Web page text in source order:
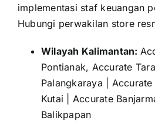
implementasi staf keuangan
Hubungi perwakilan store
Wilayah Kalimantan:
Pontianak, Accurate
Palangkaraya
Accurate
Kutai
Accurate
Balikpapan